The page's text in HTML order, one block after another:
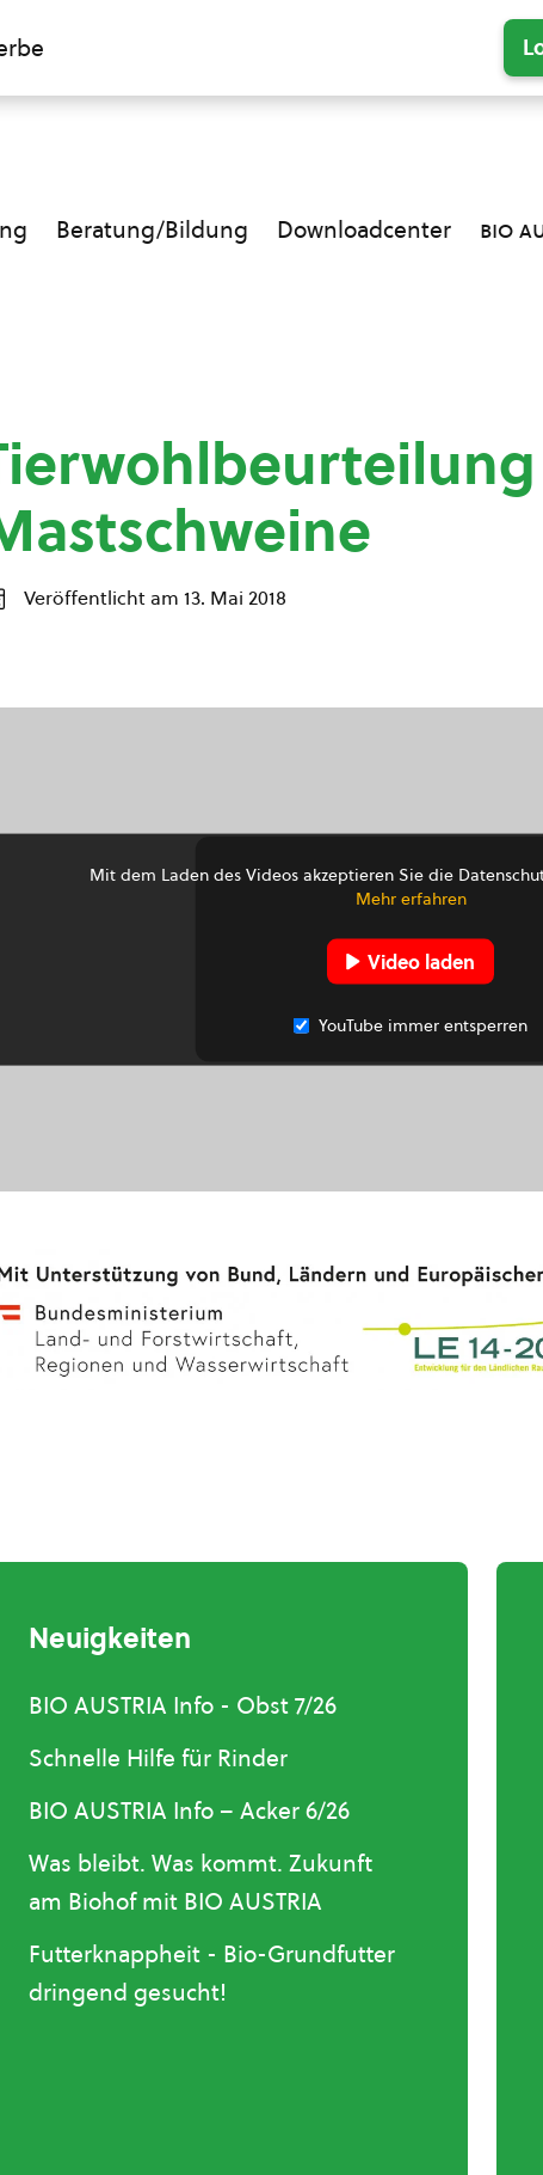
Beratung/Bildung Downloadcenter bio
Veröffentlicht am 13. Mai 2018
Mit dem Laden des Videos akzeptieren Sie die
Mehr erfahren
Video laden
YouTube immer entsperren
Neuigkeiten
BIO AUSTRIA Info - Obst 7/26
Schnelle Hilfe für Rinder
BIO AUSTRIA Info – Acker 6/26
Was bleibt. Was kommt. Zukunft
am Biohof mit BIO AUSTRIA
Futterknappheit - Bio-Grundfutter
dringend gesucht!